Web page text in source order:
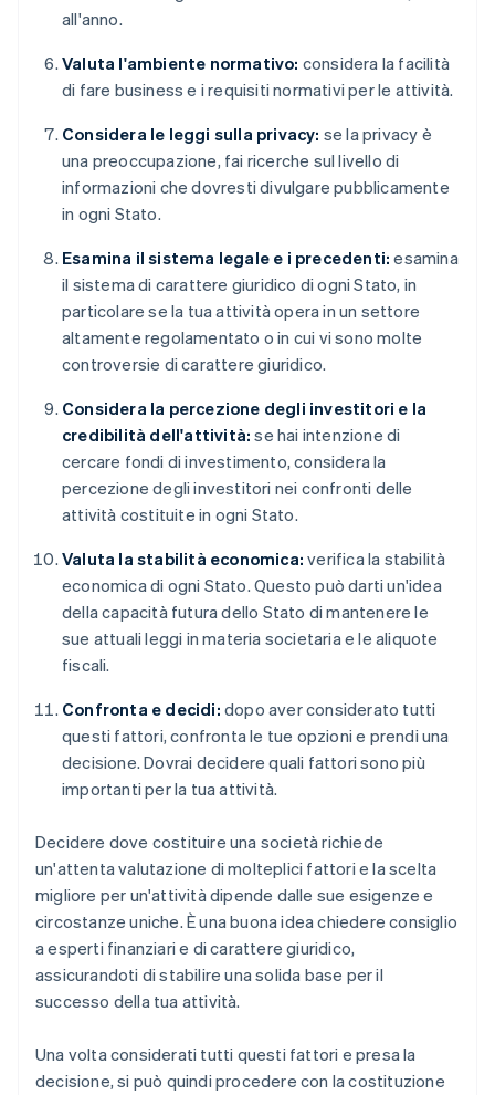
all'anno.
Valuta l'ambiente normativo: considera la facilità
di fare business e i requisiti normativi per le attività.
Considera le leggi sulla privacy: se la privacy è
una preoccupazione, fai ricerche sul livello di
informazioni che dovresti divulgare pubblicamente
in ogni Stato.
Esamina il sistema legale e i precedenti: esamina
il sistema di carattere giuridico di ogni Stato, in
particolare se la tua attività opera in un settore
altamente regolamentato o in cui vi sono molte
controversie di carattere giuridico.
Considera la percezione degli investitori e la
credibilità dell'attività: se hai intenzione di
cercare fondi di investimento, considera la
percezione degli investitori nei confronti delle
attività costituite in ogni Stato.
Valuta la stabilità economica: verifica la stabilità
economica di ogni Stato. Questo può darti un'idea
della capacità futura dello Stato di mantenere le
sue attuali leggi in materia societaria e le aliquote
fiscali.
Confronta e decidi: dopo aver considerato tutti
questi fattori, confronta le tue opzioni e prendi una
decisione. Dovrai decidere quali fattori sono più
importanti per la tua attività.
Decidere dove costituire una società richiede
un'attenta valutazione di molteplici fattori e la scelta
migliore per un'attività dipende dalle sue esigenze e
circostanze uniche. È una buona idea chiedere consiglio
a esperti finanziari e di carattere giuridico,
assicurandoti di stabilire una solida base per il
successo della tua attività.
Una volta considerati tutti questi fattori e presa la
decisione, si può quindi procedere con la costituzione